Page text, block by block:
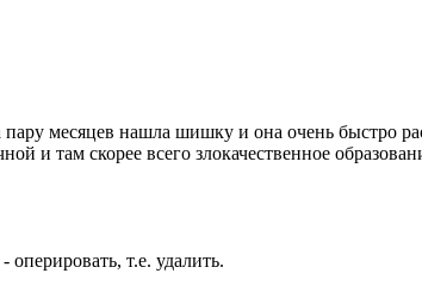
месяцев нашла шишку и она очень быстро
и там скорее всего злокачественное
т.е. удалить.